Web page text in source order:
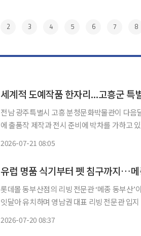
2 3 4 5 6 7 8
세계적 도예작품 한자리...고흥군 특
전남 광주특별시 고흥 분청문화박물관이 다음
에 출품작 제작과 전시 준비에 박차를 가하고 있다. 세계적인 도예가들의 작품과 박물
2026-07-21 08:05
유럽 명품 식기부터 펫 침구까지…
롯데몰 동부산점의 리빙 전문관 ‘메종 동부산
잇달아 유치하며 영남권 대표 리빙 전문관 입지 강화에 나섰다. 롯데
2026-07-20 08:37